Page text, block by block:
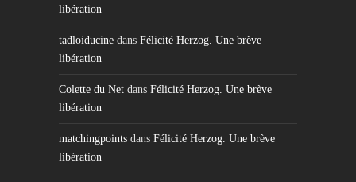
libération
tadloiducine dans Félicité Herzog. Une brève
libération
Colette du Net dans Félicité Herzog. Une brève
libération
matchingpoints dans Félicité Herzog. Une brève
libération